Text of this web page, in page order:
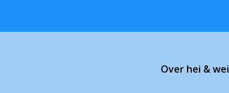
Over hei & wei